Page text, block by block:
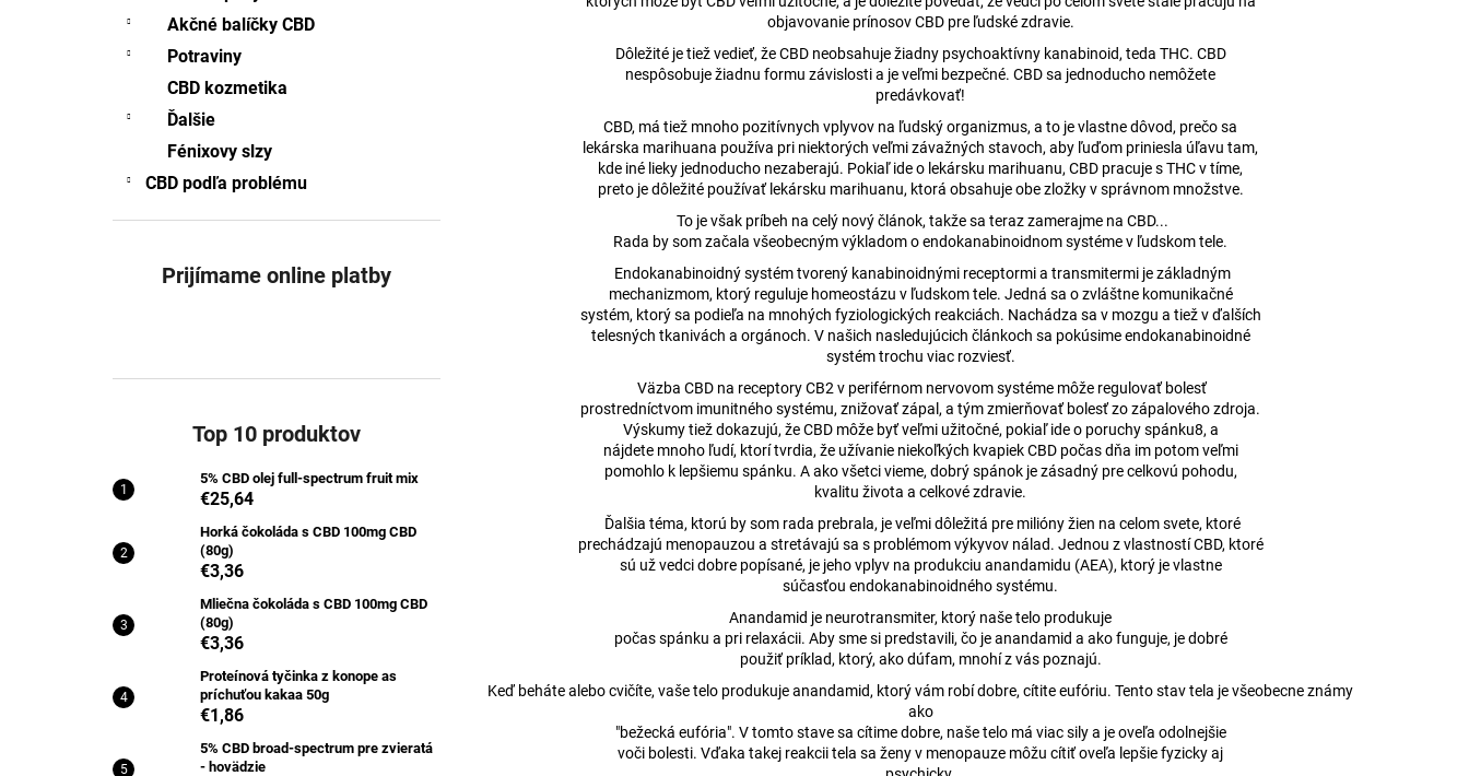
Akčné balíčky CBD
Potraviny
CBD kozmetika
Ďalšie
Fénixovy slzy
CBD podľa problému
Prijímame online platby
Top 10 produktov
5% CBD olej full-spectrum fruit mix
€25,64
Horká čokoláda s CBD 100mg CBD
(80g)
€3,36
Mliečna čokoláda s CBD 100mg CBD
(80g)
€3,36
Proteínová tyčinka z konope as
príchuťou kakaa 50g
€1,86
5% CBD broad-spectrum pre zvieratá
- hovädzie
objavovanie prínosov CBD pre ľudské zdravie.
Dôležité je tiež vedieť, že CBD neobsahuje žiadny psychoaktívny kanabinoid, teda THC. CBD
nespôsobuje žiadnu formu závislosti a je veľmi bezpečné. CBD sa jednoducho nemôžete
predávkovať!
CBD, má tiež mnoho pozitívnych vplyvov na ľudský organizmus, a to je vlastne dôvod, prečo sa
lekárska marihuana používa pri niektorých veľmi závažných stavoch, aby ľuďom priniesla úľavu tam,
kde iné lieky jednoducho nezaberajú. Pokiaľ ide o lekársku marihuanu, CBD pracuje s THC v tíme,
preto je dôležité používať lekársku marihuanu, ktorá obsahuje obe zložky v správnom množstve.
To je však príbeh na celý nový článok, takže sa teraz zamerajme na CBD...
Rada by som začala všeobecným výkladom o endokanabinoidnom systéme v ľudskom tele.
Endokanabinoidný systém tvorený kanabinoidnými receptormi a transmitermi je základným
mechanizmom, ktorý reguluje homeostázu v ľudskom tele. Jedná sa o zvláštne komunikačné
systém, ktorý sa podieľa na mnohých fyziologických reakciách. Nachádza sa v mozgu a tiež v ďalších
telesných tkanivách a orgánoch. V našich nasledujúcich článkoch sa pokúsime endokanabinoidné
systém trochu viac rozviesť.
Väzba CBD na receptory CB2 v periférnom nervovom systéme môže regulovať bolesť
prostredníctvom imunitného systému, znižovať zápal, a tým zmierňovať bolesť zo zápalového zdroja.
Výskumy tiež dokazujú, že CBD môže byť veľmi užitočné, pokiaľ ide o poruchy spánku8, a
nájdete mnoho ľudí, ktorí tvrdia, že užívanie niekoľkých kvapiek CBD počas dňa im potom veľmi
pomohlo k lepšiemu spánku. A ako všetci vieme, dobrý spánok je zásadný pre celkovú pohodu,
kvalitu života a celkové zdravie.
Ďalšia téma, ktorú by som rada prebrala, je veľmi dôležitá pre milióny žien na celom svete, ktoré
prechádzajú menopauzou a stretávajú sa s problémom výkyvov nálad. Jednou z vlastností CBD, ktoré
sú už vedci dobre popísané, je jeho vplyv na produkciu anandamidu (AEA), ktorý je vlastne
súčasťou endokanabinoidného systému.
Anandamid je neurotransmiter, ktorý naše telo produkuje
počas spánku a pri relaxácii. Aby sme si predstavili, čo je anandamid a ako funguje, je dobré
použiť príklad, ktorý, ako dúfam, mnohí z vás poznajú.
Keď beháte alebo cvičíte, vaše telo produkuje anandamid, ktorý vám robí dobre, cítite eufóriu. Tento stav tela je všeobecne známy
ako
"bežecká eufória". V tomto stave sa cítime dobre, naše telo má viac sily a je oveľa odolnejšie
voči bolesti. Vďaka takej reakcii tela sa ženy v menopauze môžu cítiť oveľa lepšie fyzicky aj
5% CBD OLEJ FULL-SPECTRUM FRUIT
€25,64
Pôvodne: €25,77
HORKÁ ČOKOLÁDA S CBD 100MG CBD
MLIEČNA ČOKOLÁDA S CBD 100MG CBD
(80G)
€3,36